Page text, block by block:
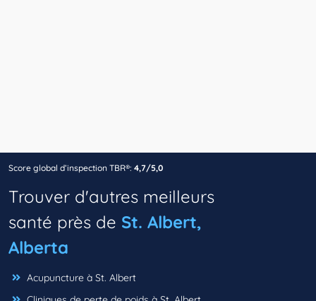
Score global d’inspection TBR®: 4,7/5,0
Trouver d'autres meilleurs
santé près de St. Albert,
Alberta
Acupuncture à St. Albert